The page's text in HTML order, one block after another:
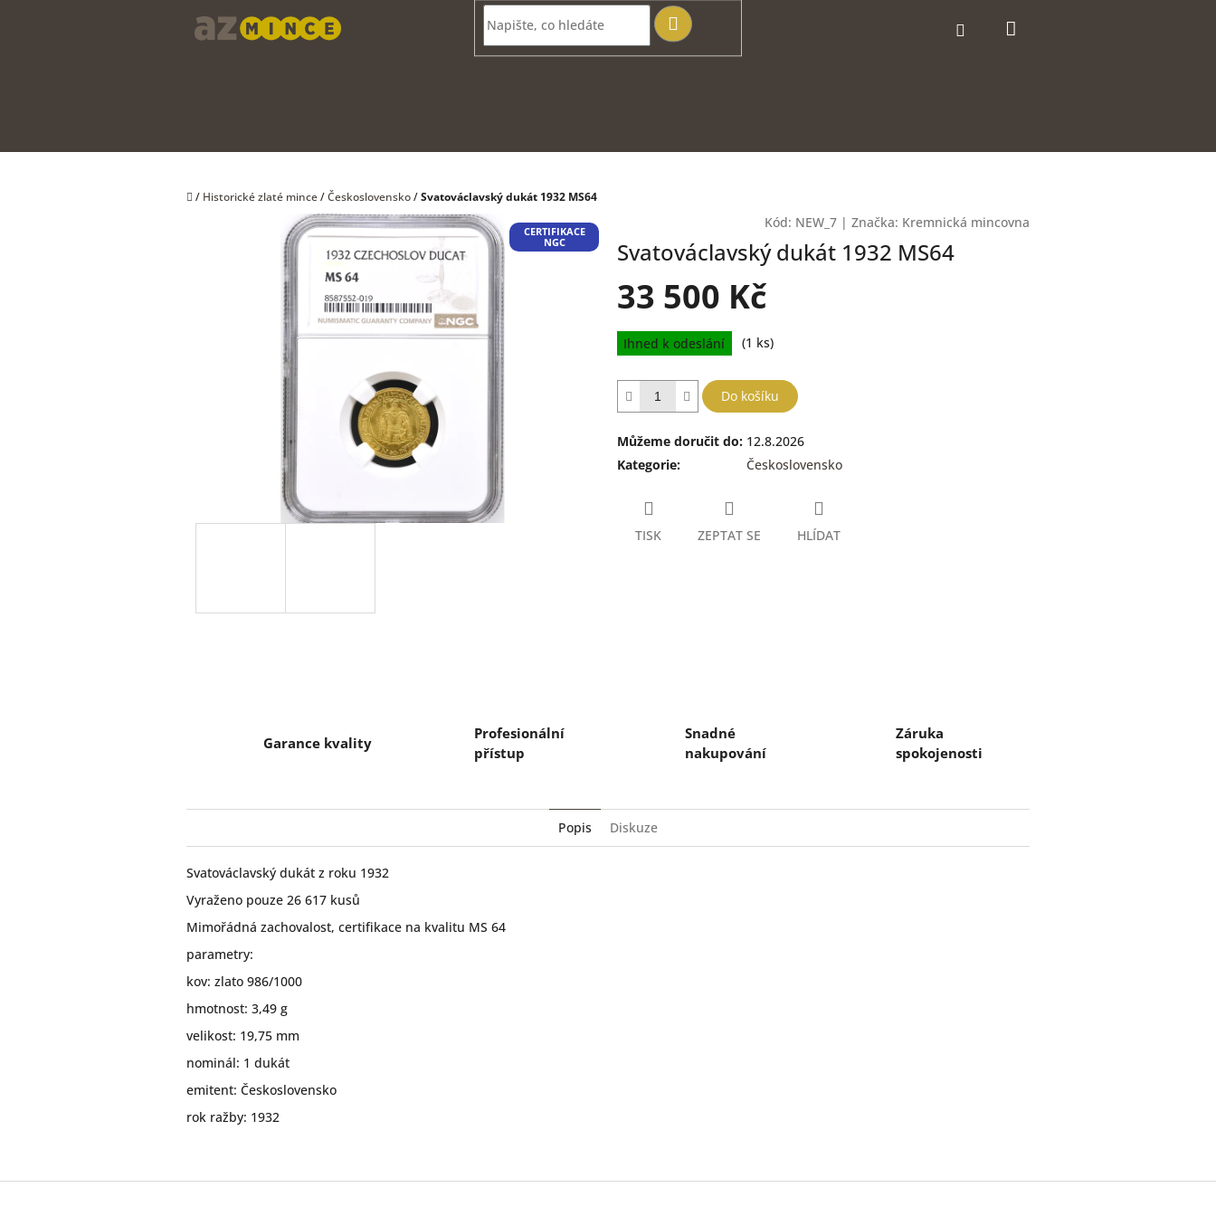
Hledat Přihlášení
Domů
/ Historické zlaté mince/Československo/Svatováclavský dukát 1932 MS64
CERTIFIKACE
NGC
Kód: NEW_7 | Značka: Kremnická mincovna
Svatováclavský dukát 1932 MS64
33 500 Kč
Měrná
cena:
Ihned k odeslání (1 ks)
Do košíku
Můžeme doručit do: 12.8.2026
Kategorie: Československo
TISK ZEPTAT SE HLÍDAT
Garance kvality
Profesionální
přístup
Snadné
nakupování
Záruka
spokojenosti
Popis Diskuze
Svatováclavský dukát z roku 1932
Vyraženo pouze 26 617 kusů
Mimořádná zachovalost, certifikace na kvalitu MS 64
parametry:
kov: zlato 986/1000
hmotnost: 3,49 g
velikost: 19,75 mm
nominál: 1 dukát
emitent: Československo
rok ražby: 1932